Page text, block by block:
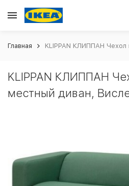
Главная KLIPPAN КЛИППАН
KLIPPAN КЛИППАН
местный диван,